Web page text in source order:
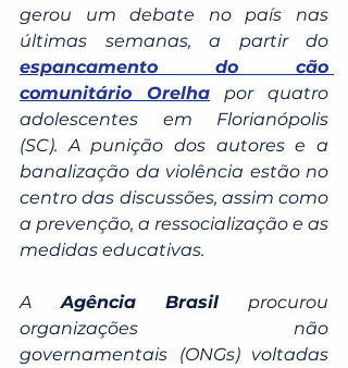
gerou um debate no país nas
espancamento do cão
comunitário Orelha por quatro
adolescentes em Florianópolis
(SC). A punição dos autores e a
banalização da violência estão no
centro das discussões, assim como
a prevenção, a ressocialização e as
medidas educativas.
A Agência Brasil procurou
organizações não
governamentais (ONGs) voltadas